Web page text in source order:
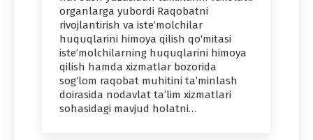
organlarga yubordi Raqobatni
rivojlantirish va iste’molchilar
huquqlarini himoya qilish qo‘mitasi
iste’molchilarning huquqlarini himoya
qilish hamda xizmatlar bozorida
sog‘lom raqobat muhitini ta’minlash
doirasida nodavlat ta’lim xizmatlari
sohasidagi mavjud holatni…